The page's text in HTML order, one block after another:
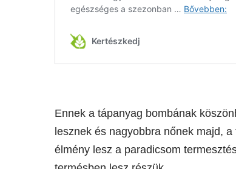
Ennek a tápanyag bombának
lesznek és nagyobbra nőnek majd,
élmény lesz a paradicsom